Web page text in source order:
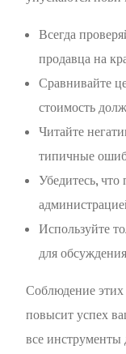
Всегда
продавца на
Сравнивайте
стоимость
Читайте
типичные
Убедитесь,
Используйте
для
Соблюдение этих
повысит успех
все инструменты